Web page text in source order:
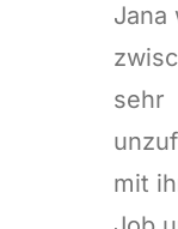
Jana
sehr
mit